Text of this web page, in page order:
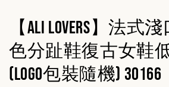
【ALI LOVERS】法
色分趾鞋復古女鞋
(logo包裝隨機) 30166